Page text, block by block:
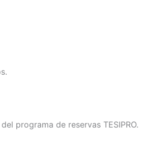
programa de reservas TESIPRO.